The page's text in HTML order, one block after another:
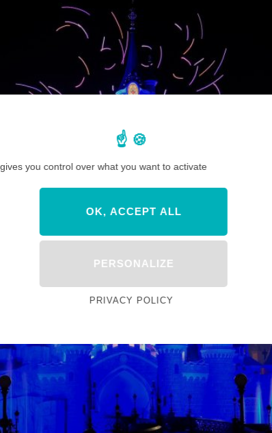
you control over what you want to activate
OK, ACCEPT ALL
PERSONALIZE
PRIVACY POLICY